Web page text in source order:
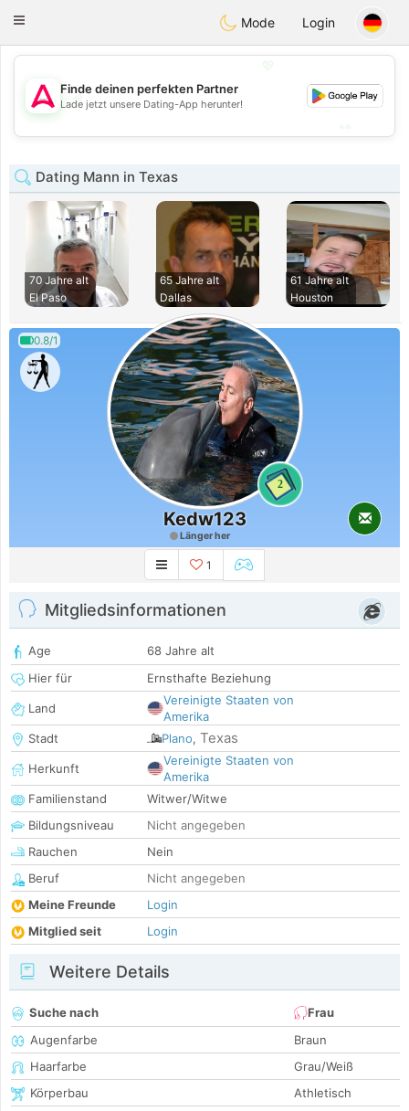
Tantôt
Toggle
Mode Login
💖
💕
Finde deinen perfekten Partner
Lade jetzt unsere Dating-App herunter!
Dating Mann in Texas
70 Jahre alt
El Paso
65 Jahre alt
Dallas
61 Jahre alt
Houston
0.8/1
2
Kedw123
Länger her
1
Mitgliedsinformationen
Age
68 Jahre alt
Hier für
Ernsthafte Beziehung
Land
Vereinigte Staaten von
Amerika
Stadt
Plano, Texas
Herkunft
Vereinigte Staaten von
Amerika
Familienstand
Witwer/Witwe
Bildungsniveau
Nicht angegeben
Rauchen
Nein
Beruf
Nicht angegeben
Meine Freunde
Login
Mitglied seit
Login
Weitere Details
Suche nach
Frau
Augenfarbe
Braun
Haarfarbe
Grau/Weiß
Körperbau
Athletisch